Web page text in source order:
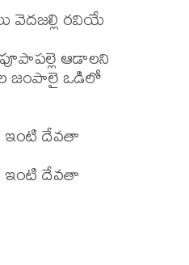
వెదజల్లి రవియే
ఆడాలని
జంపాలై ఒడిలో
ఇంటి దేవతా
ఇంటి దేవతా